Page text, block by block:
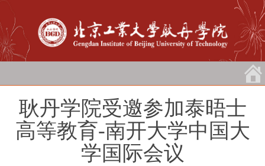
耿丹学院受邀参加泰晤士
高等教育-南开大学中国大
学国际会议